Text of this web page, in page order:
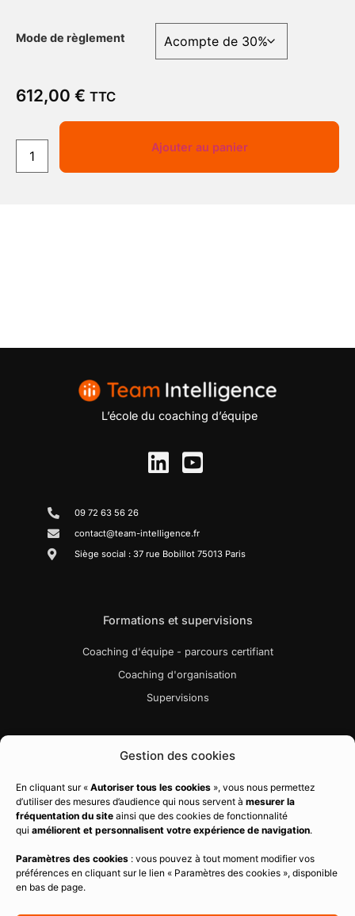
Gestion des cookies
En cliquant sur « Autoriser tous les cookies », vous nous permettez
d’utiliser des mesures d’audience qui nous servent à mesurer la
fréquentation du site ainsi que des cookies de fonctionnalité
qui améliorent et personnalisent votre expérience de navigation.
Paramètres des cookies : vous pouvez à tout moment modifier vos
préférences en cliquant sur le lien « Paramètres des cookies », disponible
en bas de page.
Mode de règlement
612,00 € TTC
Ajouter au panier
L’école du coaching d’équipe
09 72 63 56 26
contact@team-intelligence.fr
Siège social : 37 rue Bobillot 75013 Paris
Formations et supervisions
Coaching d'équipe - parcours certifiant
Coaching d'organisation
Supervisions
Liens utiles
Bibliographie
Charte qualité
Règlement intérieur
Politique de confidentialité